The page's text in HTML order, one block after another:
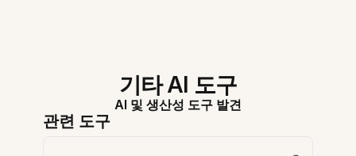
기타 AI 도구
AI 및 생산성 도구 발견
관련 도구